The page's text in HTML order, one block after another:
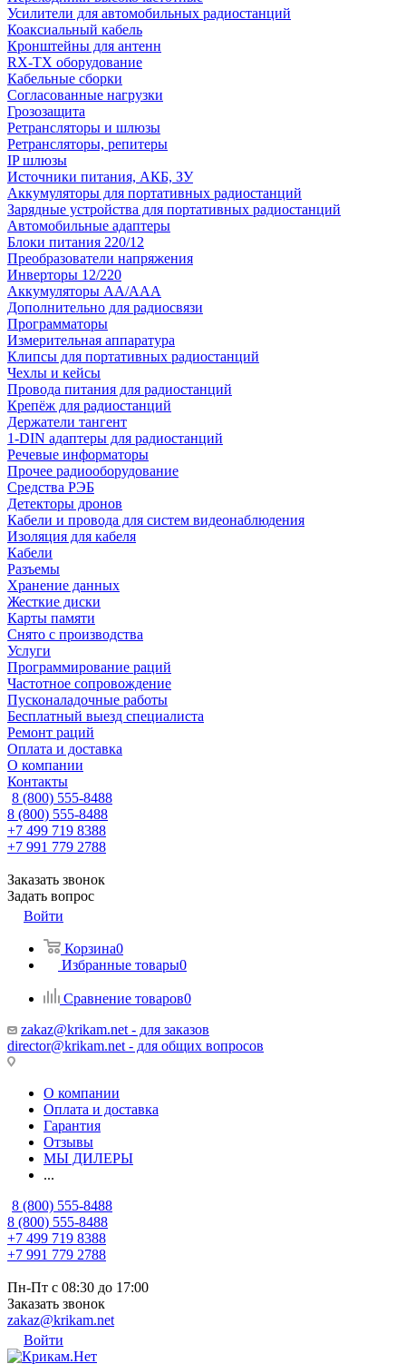
Усилители для автомобильных радиостанций
Коаксиальный кабель
Кронштейны для антенн
RX-TX оборудование
Кабельные сборки
Согласованные нагрузки
Грозозащита
Ретрансляторы и шлюзы
Ретрансляторы, репитеры
IP шлюзы
Источники питания, АКБ, ЗУ
Аккумуляторы для портативных радиостанций
Зарядные устройства для портативных радиостанций
Автомобильные адаптеры
Блоки питания 220/12
Преобразователи напряжения
Инверторы 12/220
Аккумуляторы АА/ААА
Дополнительно для радиосвязи
Программаторы
Измерительная аппаратура
Клипсы для портативных радиостанций
Чехлы и кейсы
Провода питания для радиостанций
Крепёж для радиостанций
Держатели тангент
1-DIN адаптеры для радиостанций
Речевые информаторы
Прочее радиооборудование
Средства РЭБ
Детекторы дронов
Кабели и провода для систем видеонаблюдения
Изоляция для кабеля
Кабели
Разъемы
Хранение данных
Жесткие диски
Карты памяти
Снято с производства
Услуги
Программирование раций
Частотное сопровождение
Пусконаладочные работы
Бесплатный выезд специалиста
Ремонт раций
Оплата и доставка
О компании
Контакты
8 (800) 555-8488
8 (800) 555-8488
+7 499 719 8388
+7 991 779 2788
Заказать звонок
Задать вопрос
Войти
Корзина0
Избранные товары0
Сравнение товаров0
zakaz@krikam.net - для заказов
director@krikam.net - для общих вопросов
О компании
Оплата и доставка
Гарантия
Отзывы
МЫ ДИЛЕРЫ
...
8 (800) 555-8488
8 (800) 555-8488
+7 499 719 8388
+7 991 779 2788
Пн-Пт с 08:30 до 17:00
Заказать звонок
zakaz@krikam.net
Войти